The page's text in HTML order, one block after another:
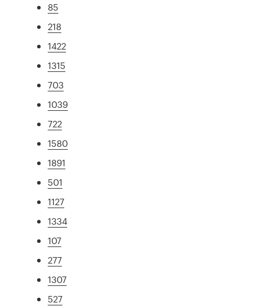
85
218
1422
1315
703
1039
722
1580
1891
501
1127
1334
107
277
1307
527